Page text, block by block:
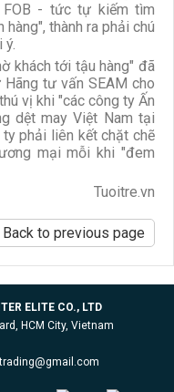
FOB - tức tự kiếm tìm
thành ra phải chú
ý.
khách tới tậu hàng" đã
tư vấn SEAM cho
vị khi "các công ty Ấn
dệt may Việt Nam tại
phải liên kết chặt chẽ
mại mỗi khi "đem
Tuoitre.vn
Back to previous page
ELITE CO., LTD
HCM City, Vietnam